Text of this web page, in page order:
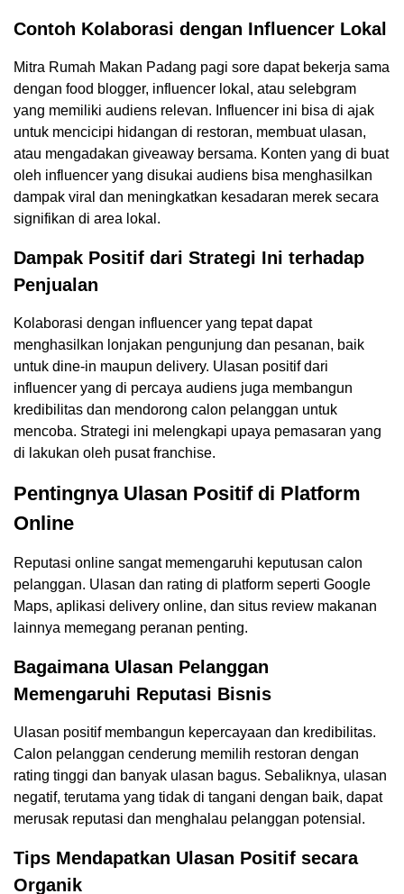
Contoh Kolaborasi dengan Influencer Lokal
Mitra Rumah Makan Padang pagi sore dapat bekerja sama
dengan food blogger, influencer lokal, atau selebgram
yang memiliki audiens relevan. Influencer ini bisa di ajak
untuk mencicipi hidangan di restoran, membuat ulasan,
atau mengadakan giveaway bersama. Konten yang di buat
oleh influencer yang disukai audiens bisa menghasilkan
dampak viral dan meningkatkan kesadaran merek secara
signifikan di area lokal.
Dampak Positif dari Strategi Ini terhadap
Penjualan
Kolaborasi dengan influencer yang tepat dapat
menghasilkan lonjakan pengunjung dan pesanan, baik
untuk dine-in maupun delivery. Ulasan positif dari
influencer yang di percaya audiens juga membangun
kredibilitas dan mendorong calon pelanggan untuk
mencoba. Strategi ini melengkapi upaya pemasaran yang
di lakukan oleh pusat franchise.
Pentingnya Ulasan Positif di Platform
Online
Reputasi online sangat memengaruhi keputusan calon
pelanggan. Ulasan dan rating di platform seperti Google
Maps, aplikasi delivery online, dan situs review makanan
lainnya memegang peranan penting.
Bagaimana Ulasan Pelanggan
Memengaruhi Reputasi Bisnis
Ulasan positif membangun kepercayaan dan kredibilitas.
Calon pelanggan cenderung memilih restoran dengan
rating tinggi dan banyak ulasan bagus. Sebaliknya, ulasan
negatif, terutama yang tidak di tangani dengan baik, dapat
merusak reputasi dan menghalau pelanggan potensial.
Tips Mendapatkan Ulasan Positif secara
Organik